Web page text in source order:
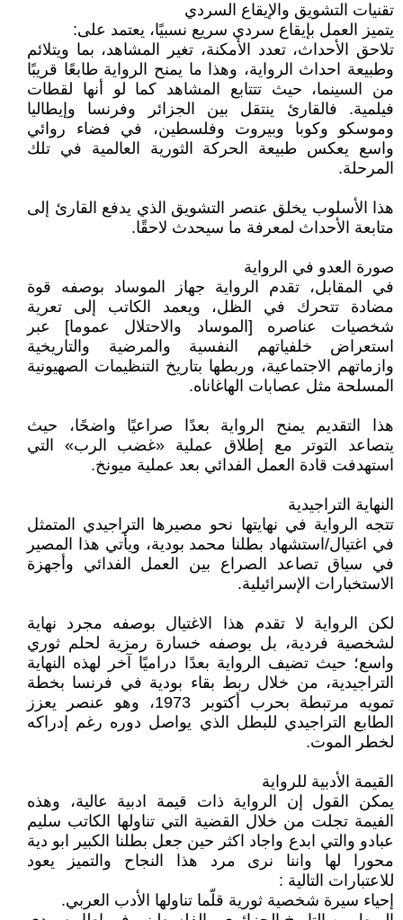
تقنيات التشويق والإيقاع السردي
يتميز العمل بإيقاع سردي سريع نسبيًا، يعتمد على:
تلاحق الأحداث، تعدد الأمكنة، تغير المشاهد، بما ويتلائم
وطبيعة احداث الرواية، وهذا ما يمنح الرواية طابعًا قريبًا
من السينما، حيث تتتابع المشاهد كما لو أنها لقطات
فيلمية. فالقارئ ينتقل بين الجزائر وفرنسا وإيطاليا
وموسكو وكوبا وبيروت وفلسطين، في فضاء روائي
واسع يعكس طبيعة الحركة الثورية العالمية في تلك
المرحلة.
هذا الأسلوب يخلق عنصر التشويق الذي يدفع القارئ إلى
متابعة الأحداث لمعرفة ما سيحدث لاحقًا.
صورة العدو في الرواية
في المقابل، تقدم الرواية جهاز الموساد بوصفه قوة
مضادة تتحرك في الظل، ويعمد الكاتب إلى تعرية
شخصيات عناصره [الموساد والاحتلال عموما] عبر
استعراض خلفياتهم النفسية والمرضية والتاريخية
وازماتهم الاجتماعية، وربطها بتاريخ التنظيمات الصهيونية
المسلحة مثل عصابات الهاغاناه.
هذا التقديم يمنح الرواية بعدًا صراعيًا واضحًا، حيث
يتصاعد التوتر مع إطلاق عملية «غضب الرب» التي
استهدفت قادة العمل الفدائي بعد عملية ميونخ.
النهاية التراجيدية
تتجه الرواية في نهايتها نحو مصيرها التراجيدي المتمثل
في اغتيال/استشهاد بطلنا محمد بودية، ويأتي هذا المصير
في سياق تصاعد الصراع بين العمل الفدائي وأجهزة
الاستخبارات الإسرائيلية.
لكن الرواية لا تقدم هذا الاغتيال بوصفه مجرد نهاية
لشخصية فردية، بل بوصفه خسارة رمزية لحلم ثوري
واسع؛ حيث تضيف الرواية بعدًا دراميًا آخر لهذه النهاية
التراجيدية، من خلال ربط بقاء بودية في فرنسا بخطة
تمويه مرتبطة بحرب أكتوبر 1973، وهو عنصر يعزز
الطابع التراجيدي للبطل الذي يواصل دوره رغم إدراكه
لخطر الموت.
القيمة الأدبية للرواية
يمكن القول إن الرواية ذات قيمة ادبية عالية، وهذه
الفيمة تجلت من خلال القضية التي تناولها الكاتب سليم
عبادو والتي ابدع واجاد اكثر حين جعل بطلنا الكبير ابو دية
محورا لها واننا نرى مرد هذا النجاح والتميز يعود
للاعتبارات التالية :
إحياء سيرة شخصية ثورية قلّما تناولها الأدب العربي.